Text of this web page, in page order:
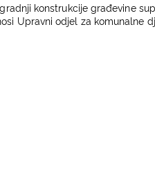
konstrukcije građevine
osi Upravni odjel za komunalne